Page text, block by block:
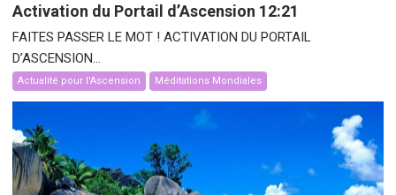
Activation du Portail d’Ascension 12:21
FAITES PASSER LE MOT ! ACTIVATION DU PORTAIL
D’ASCENSION...
Actualité pour l'Ascension Méditations Mondiales